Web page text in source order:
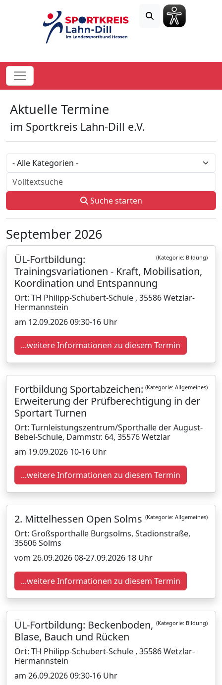
Aktuelle Termine
im Sportkreis Lahn-Dill e.V.
Kategorie
Volltextsuche
Suche starten
September 2026
(Kategorie: Bildung)
ÜL-Fortbildung:
Trainingsvariationen - Kraft, Mobilisation,
Koordination und Entspannung
Ort: TH Philipp-Schubert-Schule , 35586 Wetzlar-
Hermannstein
am 12.09.2026 09:30-16 Uhr
...weitere Informationen zu diesem Termin
(Kategorie: Allgemeines)
Fortbildung Sportabzeichen:
Erweiterung der Prüfberechtigung in der
Sportart Turnen
Ort: Turnleistungszentrum/Sporthalle der August-
Bebel-Schule, Dammstr. 64, 35576 Wetzlar
am 19.09.2026 10-16 Uhr
...weitere Informationen zu diesem Termin
(Kategorie: Allgemeines)
2. Mittelhessen Open Solms
Ort: Großsporthalle Burgsolms, Stadionstraße,
35606 Solms
vom 26.09.2026 08-27.09.2026 18 Uhr
...weitere Informationen zu diesem Termin
(Kategorie: Bildung)
ÜL-Fortbildung: Beckenboden,
Blase, Bauch und Rücken
Ort: TH Philipp-Schubert-Schule , 35586 Wetzlar-
Hermannstein
am 26.09.2026 09:30-16 Uhr